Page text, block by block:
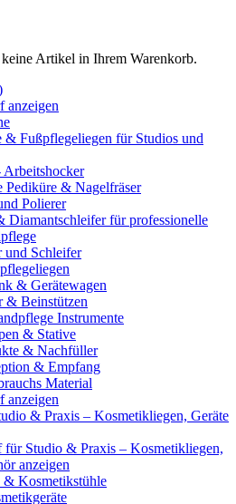
keine Artikel in Ihrem Warenkorb.
anzeigen
& Fußpflegeliegen für Studios und
Pediküre & Nagelfräser
Polierer
Diamantschleifer für professionelle
und Schleifer
& Gerätewagen
& Beinstützen
Instrumente
& Stative
& Nachfüller
& Empfang
Material
anzeigen
& Praxis – Kosmetikliegen, Geräte
für Studio & Praxis – Kosmetikliegen,
anzeigen
Kosmetikstühle